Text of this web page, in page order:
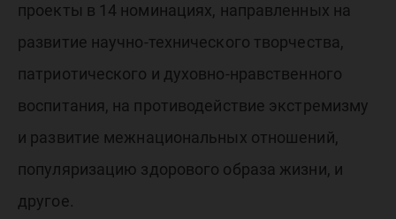
проекты в 14 номинациях, направленных на
развитие научно-технического творчества,
патриотического и духовно-нравственного
воспитания, на противодействие экстремизму
и развитие межнациональных отношений,
популяризацию здорового образа жизни, и
другое.